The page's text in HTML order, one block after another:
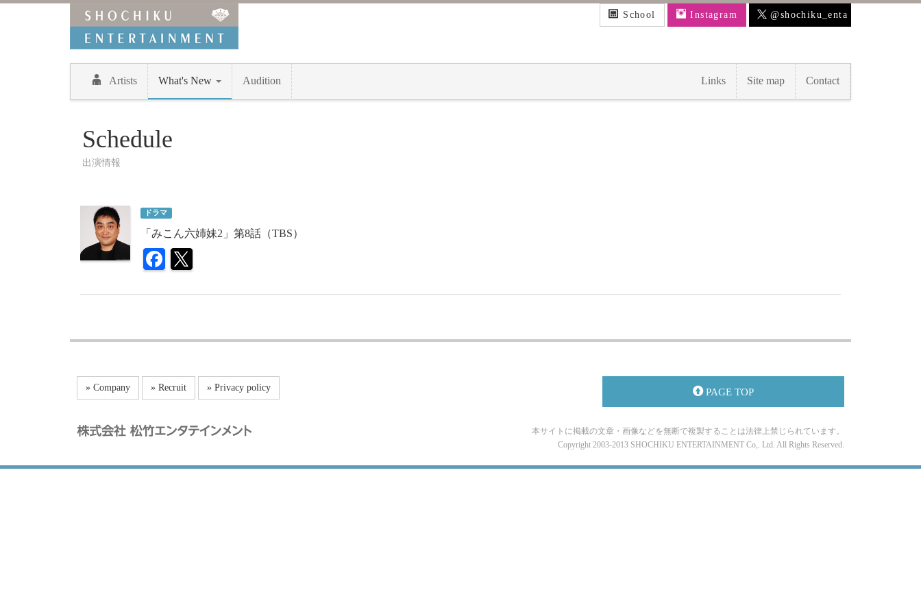
School Instagram @shochiku_enta
Artists What's New Audition Links Site map Contact
Schedule
出演情報
ドラマ
「みこん六姉妹2」第8話（TBS）
» Company » Recruit » Privacy policy PAGE TOP
本サイトに掲載の文章・画像などを無断で複製することは法律上禁じられています。
Copyright 2003-2013 SHOCHIKU ENTERTAINMENT Co,. Ltd. All Rights Reserved.